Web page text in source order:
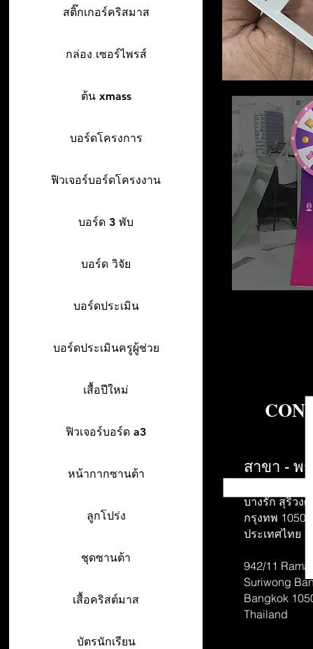
สติ๊กเกอร์คริสมาส
กล่อง เซอร์ไพรส์
ต้น xmass
บอร์ดโครงการ
ฟิวเจอร์บอร์ดโครงงาน
บอร์ด 3 พับ
บอร์ด วิจัย
บอร์ดประเมิน
บอร์ดประเมินครูผู้ช่วย
เสื้อปีใหม่
ฟิวเจอร์บอร์ด a3
หน้ากากซานต้า
ลูกโปร่ง
ชุดซานต้า
เสื้อคริสต์มาส
บัตรนักเรียน
สาขา - พ
บางรัก สุริวงศ์
กรุงทพ 10500
ประเทศไทย
942/11 Rama
Suriwong
Bangkok
Thailand